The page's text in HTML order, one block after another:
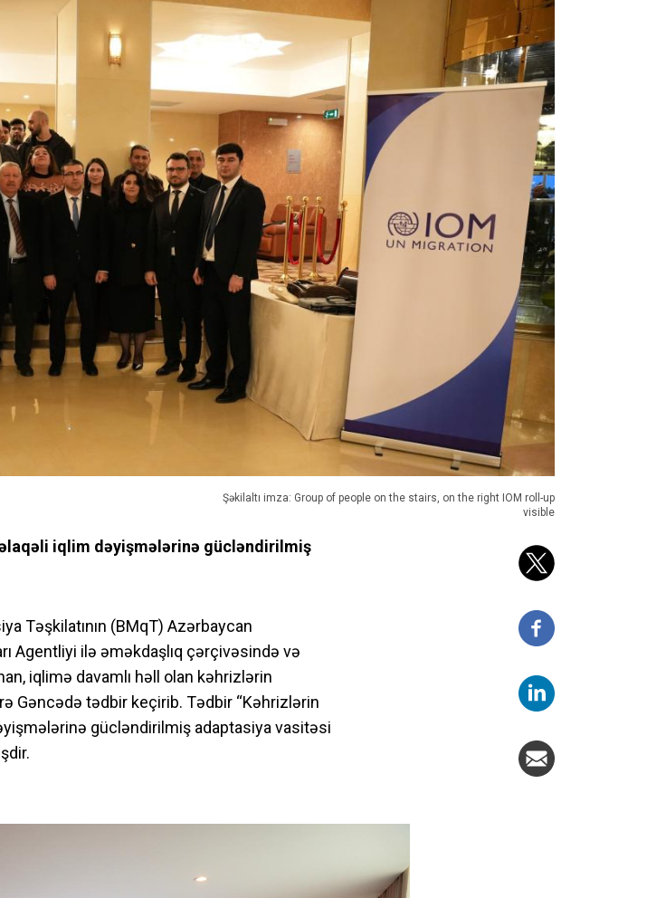
Şəkilaltı imza: Group of people on the stairs, on the right IOM roll-up
visible
əlaqəli iqlim dəyişmələrinə gücləndirilmiş
Təşkilatının (BMqT) Azərbaycan
Agentliyi ilə əməkdaşlıq çərçivəsində və
iqlimə davamlı həll olan kəhrizlərin
Gəncədə tədbir keçirib. Tədbir “Kəhrizlərin
gücləndirilmiş adaptasiya vasitəsi